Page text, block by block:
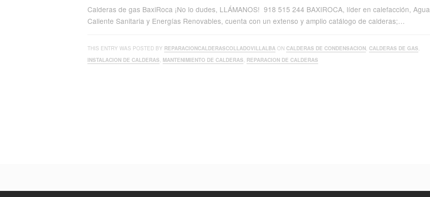
Calderas de gas BaxiRoca ¡No lo dudes, LLÁMANOS! 918 515 244 BAXIROCA, líder en calefacción, Agua
Caliente Sanitaria y Energías Renovables, cuenta con un extenso y amplio catálogo de calderas;…
THIS ENTRY WAS POSTED BY REPARACIONCALDERASCOLLADOVILLALBA ON CALDERAS DE CONDENSACION, CALDERAS DE GAS,
INSTALACION DE CALDERAS, MANTENIMIENTO DE CALDERAS, REPARACION DE CALDERAS